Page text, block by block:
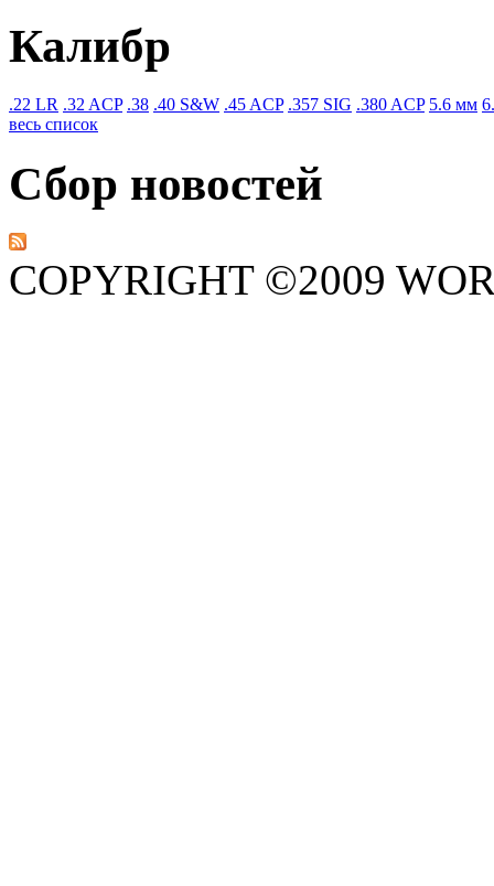
Калибр
.22 LR .32 ACP .38 .40 S&W .45 ACP .357 SIG .380 ACP 5.6 мм
весь список
Сбор новостей
COPYRIGHT ©2009